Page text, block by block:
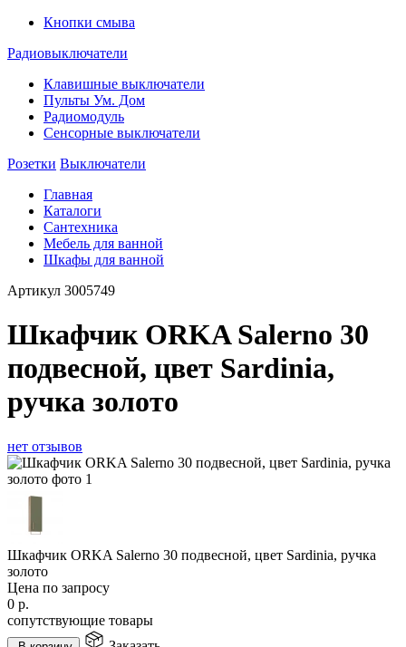
Кнопки смыва
Радиовыключатели
Клавишные выключатели
Пульты Ум. Дом
Радиомодуль
Сенсорные выключатели
Розетки Выключатели
Главная
Каталоги
Сантехника
Мебель для ванной
Шкафы для ванной
Артикул 3005749
Шкафчик ORKA Salerno 30
подвесной, цвет Sardinia,
ручка золото
нет отзывов
Шкафчик ORKA Salerno 30 подвесной, цвет Sardinia, ручка
золото
Цена по запросу
0 р.
сопутствующие товары